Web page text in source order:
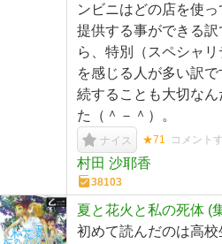
ンビニはどの店を使
提供する事ができる訳
ら、特別（スペシャ
を感じる人が多い訳で
続することも大切な
た（＾－＾）。
ナイス ★71 コメント
村田 沙耶香
38103
夏と花火と私の死体 (
初めて読んだのは高